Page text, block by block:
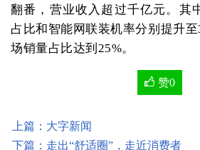
翻番，营业收入超过千亿元。其
占比和智能网联装机率分别提升
场销量占比达到25%。
赞0
上篇：大字新闻
下篇：走出“舒适圈”，走近消费者